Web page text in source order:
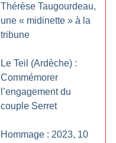
Thérèse Taugourdeau,
une « midinette » à la
tribune
Le Teil (Ardèche) :
Commémorer
l’engagement du
couple Serret
Hommage : 2023, 10